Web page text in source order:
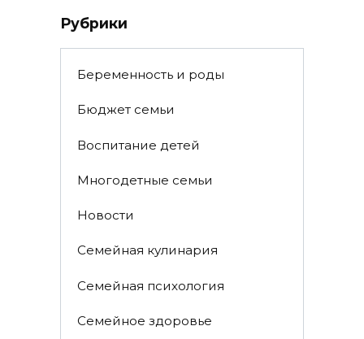
Рубрики
Беременность и роды
Бюджет семьи
Воспитание детей
Многодетные семьи
Новости
Семейная кулинария
Семейная психология
Семейное здоровье